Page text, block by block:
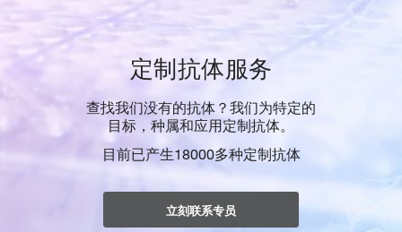
定制抗体服务
查找我们没有的抗体？我们为特定的
目标，种属和应用定制抗体。
目前已产生18000多种定制抗体
立刻联系专员